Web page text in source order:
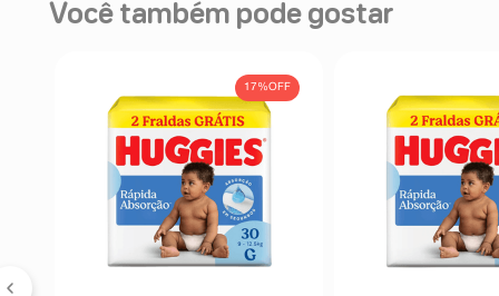
Você também pode gostar
17%OFF